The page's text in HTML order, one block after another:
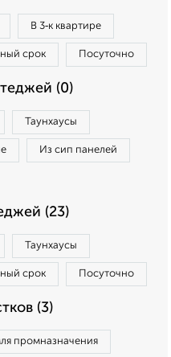
В 3‑к квартире
срок Посуточно
(0)
Таунхаусы
Из сип панелей
(23)
Таунхаусы
срок Посуточно
(3)
промназначения